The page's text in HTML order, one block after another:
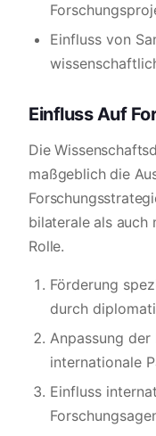
Einfluss von
Einfluss Auf
Die
maßgeblich die
bilaterale als auch
Rolle.
Förderung
durch
Anpassung
internationale
Einfluss